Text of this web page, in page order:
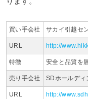
買い手会社 サカイ引越セ
URL http://
特徴 安全と品質を
売り手会社 SDホールディ
URL http://